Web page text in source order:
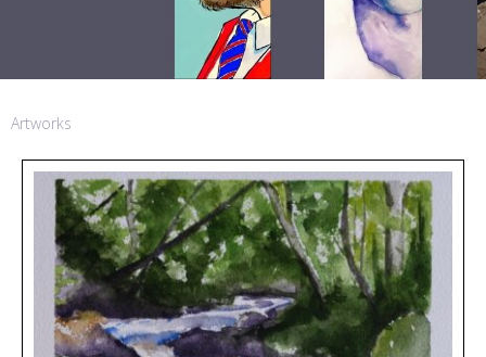
Artworks